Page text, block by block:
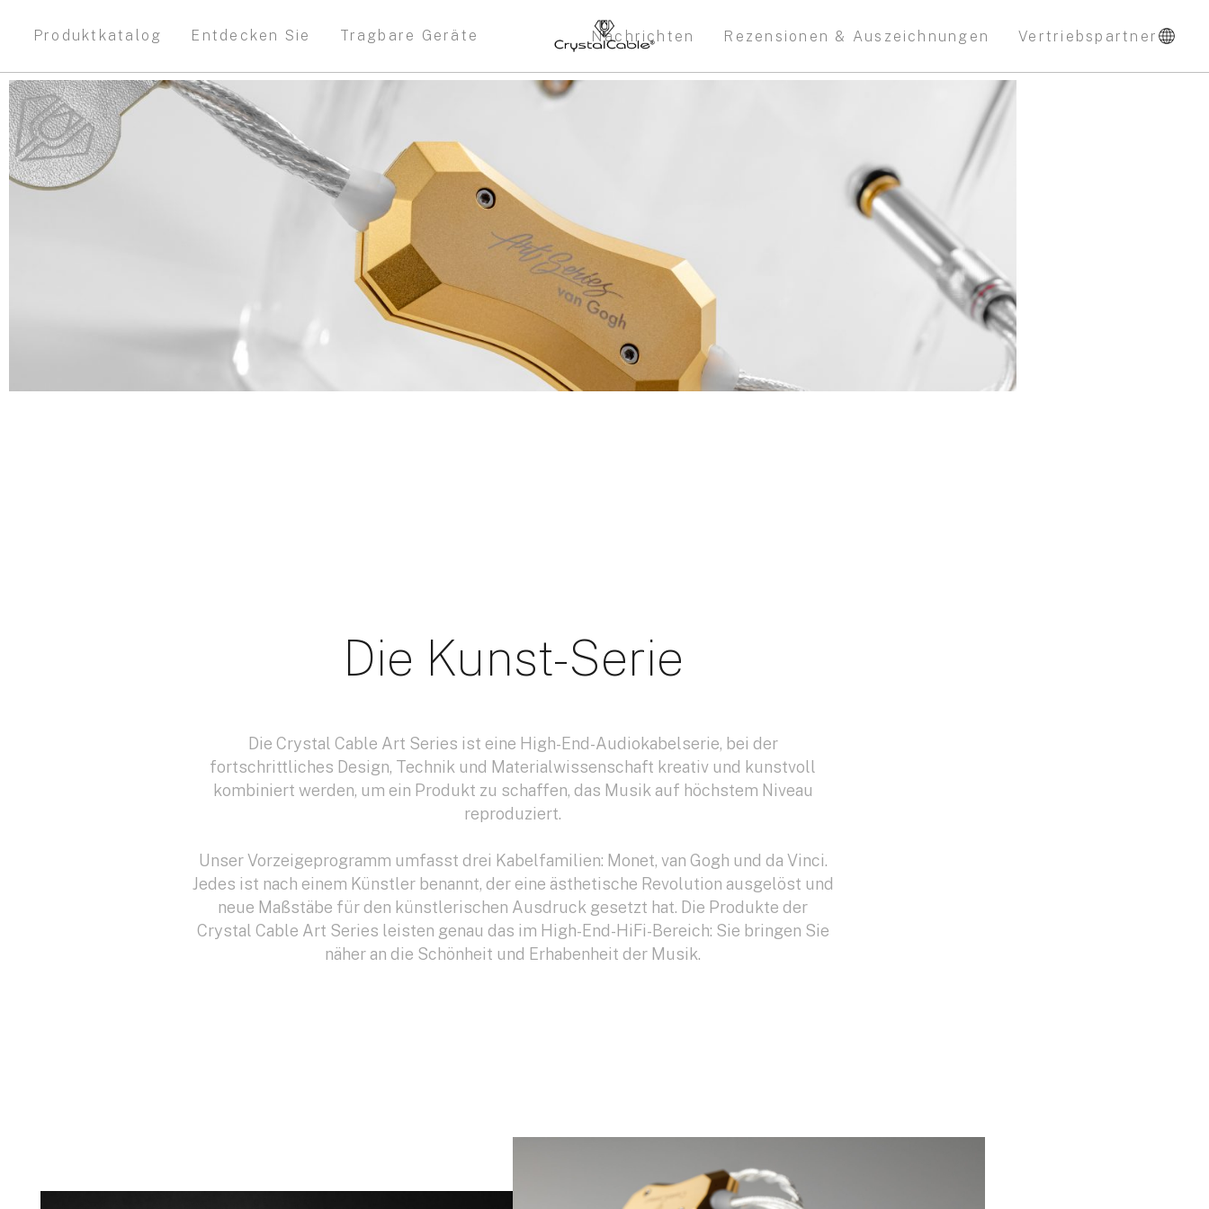
Produktkatalog Entdecken Sie Tragbare Geräte Nachrichten Rezensionen & Auszeichnungen Vertriebspartner
Die Kunst-Serie
Die Crystal Cable Art Series ist eine High-End-Audiokabelserie, bei der
fortschrittliches Design, Technik und Materialwissenschaft kreativ und kunstvoll
kombiniert werden, um ein Produkt zu schaffen, das Musik auf höchstem Niveau
reproduziert.
Unser Vorzeigeprogramm umfasst drei Kabelfamilien: Monet, van Gogh und da Vinci.
Jedes ist nach einem Künstler benannt, der eine ästhetische Revolution ausgelöst und
neue Maßstäbe für den künstlerischen Ausdruck gesetzt hat. Die Produkte der
Crystal Cable Art Series leisten genau das im High-End-HiFi-Bereich: Sie bringen Sie
näher an die Schönheit und Erhabenheit der Musik.